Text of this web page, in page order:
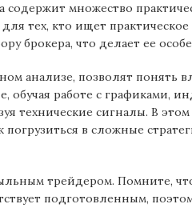
содержит множество
тех, кто ищет
брокера, что делает ее
анализе, позволят понять
обучая работе с графиками,
технические сигналы. В
в сложные
трейдером. Помните,
подготовленным,